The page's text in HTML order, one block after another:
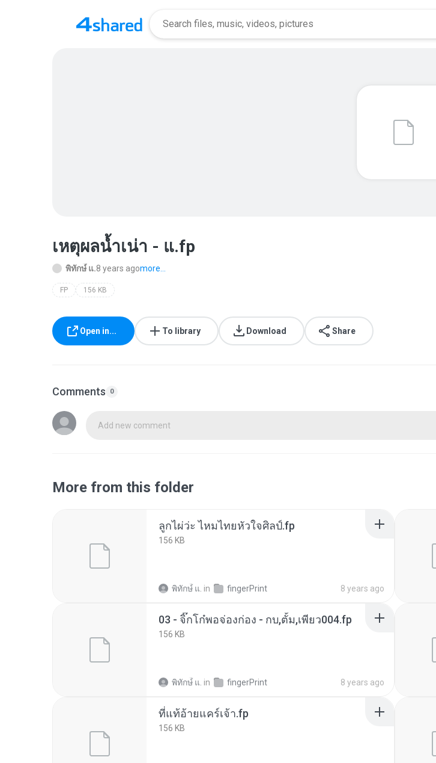
เหตุผลน้ำเน่า - แ.fp
พิทักษ์ื แ.8 years agomore...
FP 156 KB
Open in... To library Download Share
Comments 0
Add new comment
More from this folder
ลูกไผ่ว่ะ ไหมไทยหัวใจศิลป์.fp
156 KB
พิทักษ์ื แ. in fingerPrint 8 years ago
03 - จิ๊กโก๋พอจ่องก่อง - กบ,ตั้ม,เพียว004.fp
156 KB
พิทักษ์ื แ. in fingerPrint 8 years ago
ที่แท้อ้ายแคร์เจ้า.fp
156 KB